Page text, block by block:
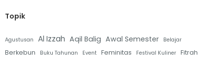
Topik
Agustusan Al Izzah Aqil Balig Awal Semester Belajar
Berkebun Buku Tahunan Event Feminitas Festival Kuliner Fitrah